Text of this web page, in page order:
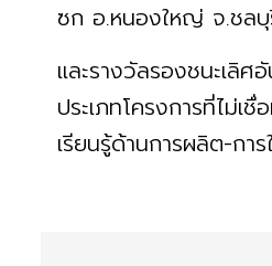
ซก อ.หนองใหญ่ จ.ชล
และรางวัลรองชนะเลิ
ประเภทโครงการที่ไม่
เรียนรู้ด้านการผลิต-กา